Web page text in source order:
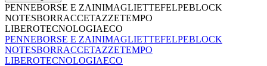
PENNEBORSE E ZAINIMAGLIETTEFELPEBLOCK
NOTESBORRACCETAZZETEMPO
LIBEROTECNOLOGIAECO
PENNEBORSE E ZAINIMAGLIETTEFELPEBLOCK
NOTESBORRACCETAZZETEMPO
LIBEROTECNOLOGIAECO